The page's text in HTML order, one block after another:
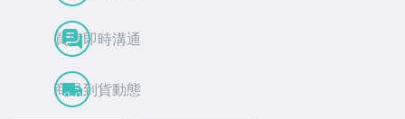
買賣即時溝通
商品到貨動態